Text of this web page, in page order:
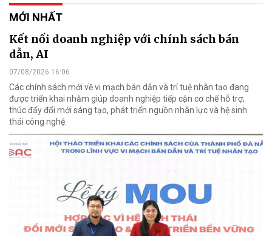
MỚI NHẤT
Kết nối doanh nghiệp với chính sách bán
dẫn, AI
07/08/2026 16:06
Các chính sách mới về vi mạch bán dẫn và trí tuệ nhân tạo đang
được triển khai nhằm giúp doanh nghiệp tiếp cận cơ chế hỗ trợ,
thúc đẩy đổi mới sáng tạo, phát triển nguồn nhân lực và hệ sinh
thái công nghệ.